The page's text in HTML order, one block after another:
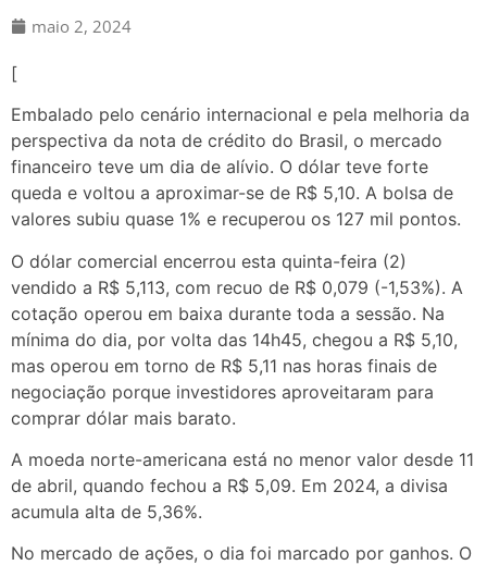
maio 2, 2024
[
Embalado pelo cenário internacional e pela melhoria da
perspectiva da nota de crédito do Brasil, o mercado
financeiro teve um dia de alívio. O dólar teve forte
queda e voltou a aproximar-se de R$ 5,10. A bolsa de
valores subiu quase 1% e recuperou os 127 mil pontos.
O dólar comercial encerrou esta quinta-feira (2)
vendido a R$ 5,113, com recuo de R$ 0,079 (-1,53%). A
cotação operou em baixa durante toda a sessão. Na
mínima do dia, por volta das 14h45, chegou a R$ 5,10,
mas operou em torno de R$ 5,11 nas horas finais de
negociação porque investidores aproveitaram para
comprar dólar mais barato.
A moeda norte-americana está no menor valor desde 11
de abril, quando fechou a R$ 5,09. Em 2024, a divisa
acumula alta de 5,36%.
No mercado de ações, o dia foi marcado por ganhos. O